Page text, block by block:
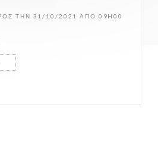
ΤΗΝ 31/10/2021 ΑΠΌ 09H00